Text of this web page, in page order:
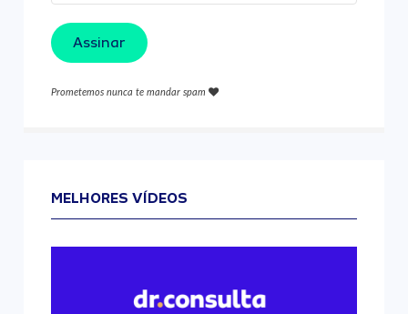
Assinar
Prometemos nunca te mandar spam
MELHORES VÍDEOS